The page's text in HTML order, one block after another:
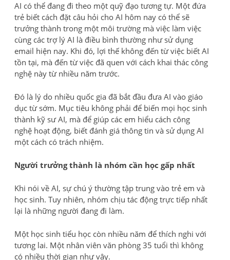
AI có thể đang đi theo một quỹ đạo tương tự. Một đứa
trẻ biết cách đặt câu hỏi cho AI hôm nay có thể sẽ
trưởng thành trong một môi trường mà việc làm việc
cùng các trợ lý AI là điều bình thường như sử dụng
email hiện nay. Khi đó, lợi thế không đến từ việc biết AI
tồn tại, mà đến từ việc đã quen với cách khai thác công
nghệ này từ nhiều năm trước.
Đó là lý do nhiều quốc gia đã bắt đầu đưa AI vào giáo
dục từ sớm. Mục tiêu không phải để biến mọi học sinh
thành kỹ sư AI, mà để giúp các em hiểu cách công
nghệ hoạt động, biết đánh giá thông tin và sử dụng AI
một cách có trách nhiệm.
Người trưởng thành là nhóm cần học gấp nhất
Khi nói về AI, sự chú ý thường tập trung vào trẻ em và
học sinh. Tuy nhiên, nhóm chịu tác động trực tiếp nhất
lại là những người đang đi làm.
Một học sinh tiểu học còn nhiều năm để thích nghi với
tương lai. Một nhân viên văn phòng 35 tuổi thì không
có nhiều thời gian như vậy.